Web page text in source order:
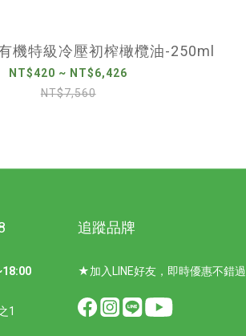
機特級冷壓初榨橄欖油-250ml
NT$420 ~ NT$6,426
NT$7,560
1
追蹤品牌
★加入LINE好友，即時優惠不錯過